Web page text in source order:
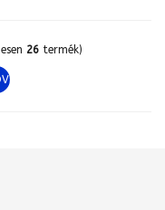
26 termék)
>>]